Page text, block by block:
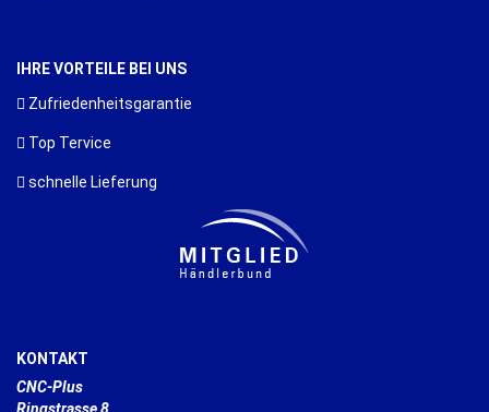
IHRE VORTEILE BEI UNS
Zufriedenheitsgarantie
Top Tervice
schnelle Lieferung
KONTAKT
CNC-Plus